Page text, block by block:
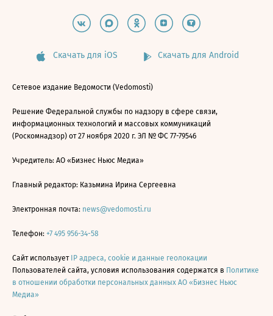
Скачать для iOS Скачать для Android
Сетевое издание Ведомости (Vedomosti)
Решение Федеральной службы по надзору в сфере связи,
информационных технологий и массовых коммуникаций
(Роскомнадзор) от 27 ноября 2020 г. ЭЛ № ФС 77-79546
Учредитель: АО «Бизнес Ньюс Медиа»
Главный редактор: Казьмина Ирина Сергеевна
Электронная почта: news@vedomosti.ru
Телефон: +7 495 956-34-58
Сайт использует IP адреса, cookie и данные геолокации
Пользователей сайта, условия использования содержатся в Политике
в отношении обработки персональных данных АО «Бизнес Ньюс
Медиа»